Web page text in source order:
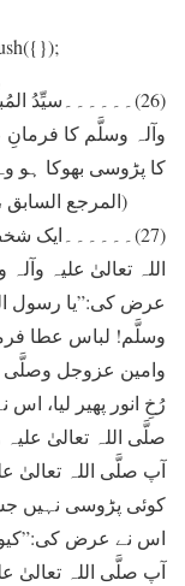
(26)۔۔۔۔۔۔سیِّدُ
وآلہ وسلَّم کا
کا پڑوسی بھوکا ہو
(المرجع السابق ، الحدیث:
(27)۔۔۔۔۔۔ايک
اللہ تعالیٰ علیہ
عرض کی:”يا رسول
وسلَّم! لباس عطا
وامین عزوجل وصلَّی
رُخِ انور پھير ليا،
صلَّی اللہ تعالیٰ
آپ صلَّی اللہ تعالیٰ
کوئی پڑوسی نہيں
اس نے عرض
آپ صلَّی اللہ تعالیٰ